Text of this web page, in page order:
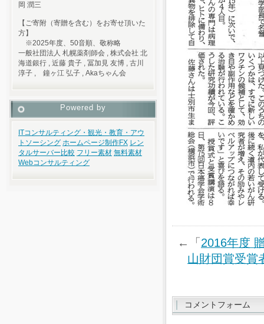
←「 2016年度
山財団賞受賞
コメントフォーム
岡 潤三
【ご寄附（寄贈を含む）をお寄せ頂いた
方】
※2025年度、50音順、敬称略
一般社団法人 札幌薬剤師会 , 株式会社 北
海道銀行 , 近藤 貴子 , 冨加見 友博 , 古川
淳子 , 鐘ヶ江 弘子 , Akaちゃん会
Powered by
ITコンサルティング・観光・教育・アウ
トソーシング ホームページ制作FX レン
タルサーバー比較 フリー素材 無料素材
Webコンサルティング